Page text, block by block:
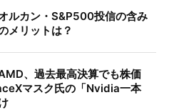
ルカン・S&P500投信の含み
リットは？
、過去最高決算でも株価
マスク氏の「Nvidia一本